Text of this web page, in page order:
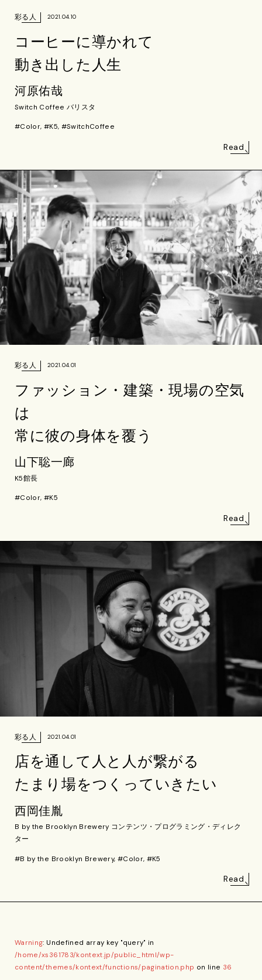
彩る人 2021.04.10
コーヒーに導かれて
動き出した人生
河原佑哉
Switch Coffee バリスタ
#Color, #K5, #SwitchCoffee
Read
彩る人 2021.04.01
ファッション・建築・現場の空気
は
常に彼の身体を覆う
山下聡一廊
K5館長
#Color, #K5
Read
彩る人 2021.04.01
店を通して人と人が繋がる
たまり場をつくっていきたい
西岡佳胤
B by the Brooklyn Brewery コンテンツ・プログラミング・ディレク
ター
#B by the Brooklyn Brewery, #Color, #K5
Read
Warning: Undefined array key "query" in
/home/xs361783/kontext.jp/public_html/wp-
content/themes/kontext/functions/pagination.php on line 36